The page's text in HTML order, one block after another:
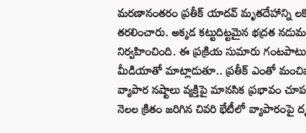
మరణానంతరం ప్రతీక్ యాదవ్ మృతదేహాన్ని
తరలించారు. అక్కడ కట్టుదిట్టమైన భద్రత
నిర్వహించింది. ఈ ప్రక్రియ సుమారు
మీడియాతో మాట్లాడుతూ.. ప్రతీక్ ఎంతో
వ్యాపార నష్టాలు వ్యక్తిపై మానసిక ప్రభావం
నెలల క్రితం జరిగిన చివరి భేటీలో వ్యాపారంపై